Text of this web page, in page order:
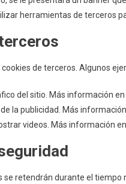
herramientas de terceros
de terceros. Algunos
del sitio. Más información en
la publicidad. Más
videos. Más información en
se retendrán durante el